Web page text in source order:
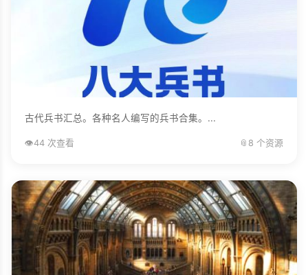
古代兵书汇总。各种名人编写的兵书合集。...
👁️44 次查看 📎 8 个资源